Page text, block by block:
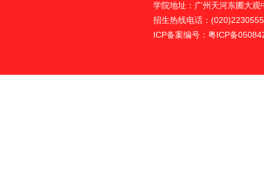
学院地址：广州天河东圃大
招生热线电话：
ICP备案编号：粤ICP备